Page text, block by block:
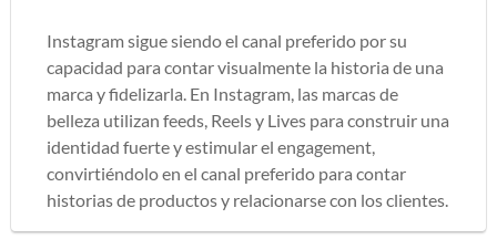
Instagram sigue siendo el canal preferido por su
capacidad para contar visualmente la historia de una
marca y fidelizarla. En Instagram, las marcas de
belleza utilizan feeds, Reels y Lives para construir una
identidad fuerte y estimular el engagement,
convirtiéndolo en el canal preferido para contar
historias de productos y relacionarse con los clientes.